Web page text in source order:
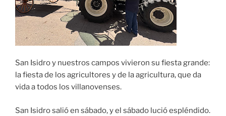
San Isidro y nuestros campos vivieron su fiesta grande:
la fiesta de los agricultores y de la agricultura, que da
vida a todos los villanovenses.
San Isidro salió en sábado, y el sábado lució espléndido.